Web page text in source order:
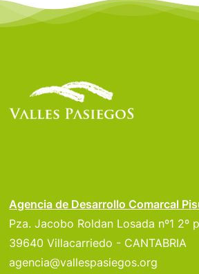
Agencia de Desarrollo Comarcal
Pza. Jacobo Roldan Losada nº1 2º
39640 Villacarriedo - CANTABRIA
agencia@vallespasiegos.org